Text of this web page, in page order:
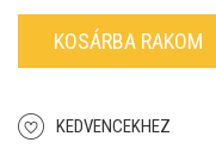
KOSÁRBA RAKOM
KEDVENCEKHEZ